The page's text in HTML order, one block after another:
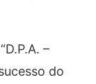
–
do